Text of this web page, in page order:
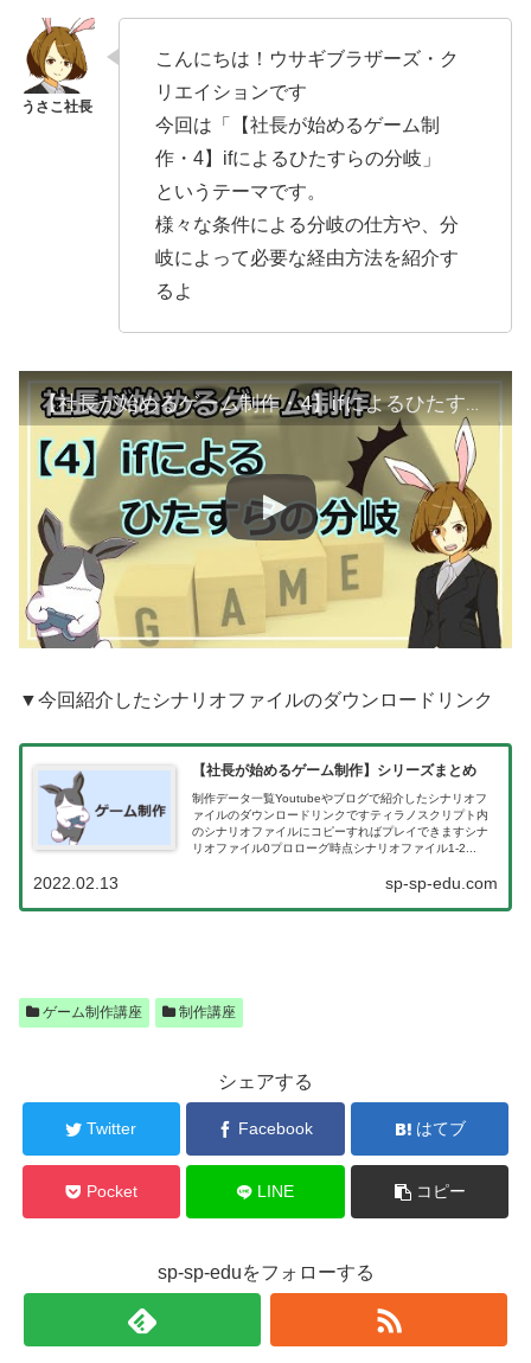
こんにちは！ウサギブラザーズ・ク
リエイションです
今回は「【社長が始めるゲーム制
作・4】ifによるひたすらの分岐」
というテーマです。
様々な条件による分岐の仕方や、分
岐によって必要な経由方法を紹介す
るよ
【社長が始めるゲーム制作・4】ifによるひたすらの分岐【ティラノスクリプトゆっくり解説】
▼今回紹介したシナリオファイルのダウンロードリンク
【社長が始めるゲーム制作】シリーズまとめ
制作データ一覧Youtubeやブログで紹介したシナリオフ
ァイルのダウンロードリンクですティラノスクリプト内
のシナリオファイルにコピーすればプレイできますシナ
リオファイル0プロローグ時点シナリオファイル1-2...
sp-sp-edu.com
2022.02.13
ゲーム制作講座 制作講座
シェアする
Twitter Facebook はてブ
Pocket LINE コピー
sp-sp-eduをフォローする